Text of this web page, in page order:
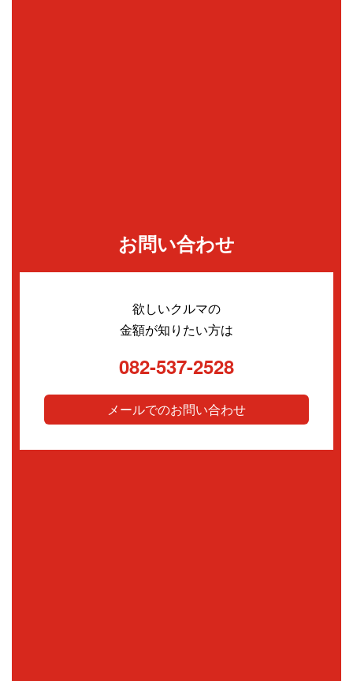
お問い合わせ
欲しいクルマの
金額が知りたい方は
082-537-2528
メールでのお問い合わせ